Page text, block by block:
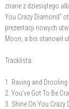
znane z dziesiątego
You Crazy Diamond”
prezentacji nowych
Moon, a bis stanowił
Tracklista:
1. Raving and
2. You've Got To Be
3. Shine On You